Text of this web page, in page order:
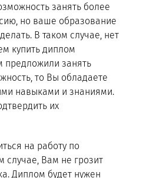
занять более
но ваше образование
В таком случае, нет
купить диплом
предложили занять
то Вы обладаете
навыками и знаниями.
их
на работу по
случае, Вам не грозит
Диплом будет нужен